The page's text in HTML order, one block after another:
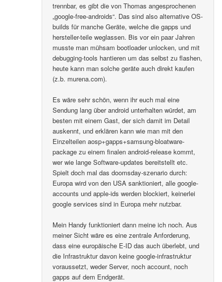
trennbar, es gibt die von Thomas angesprochenen
„google-free-androids“. Das sind also alternative OS-
builds für manche Geräte, welche die gapps und
hersteller-teile weglassen. Bis vor ein paar Jahren
musste man mühsam bootloader unlocken, und mit
debugging-tools hantieren um das selbst zu flashen,
heute kann man solche geräte auch direkt kaufen
(z.b. murena.com).
Es wäre sehr schön, wenn ihr euch mal eine
Sendung lang über android unterhalten würdet, am
besten mit einem Gast, der sich damit im Detail
auskennt, und erklären kann wie man mit den
Einzelteilen aosp+gapps+samsung-bloatware-
package zu einem finalen android-release kommt,
wer wie lange Software-updates bereitstellt etc.
Spielt doch mal das doomsday-szenario durch:
Europa wird von den USA sanktioniert, alle google-
accounts und apple-ids werden blockiert, keinerlei
google services sind in Europa mehr nutzbar.
Mein Handy funktioniert dann meine ich noch. Aus
meiner Sicht wäre es eine zentrale Anforderung,
dass eine europäische E-ID das auch überlebt, und
die Infrastruktur davon keine google-infrastruktur
voraussetzt, weder Server, noch account, noch
gapps auf dem Endgerät.